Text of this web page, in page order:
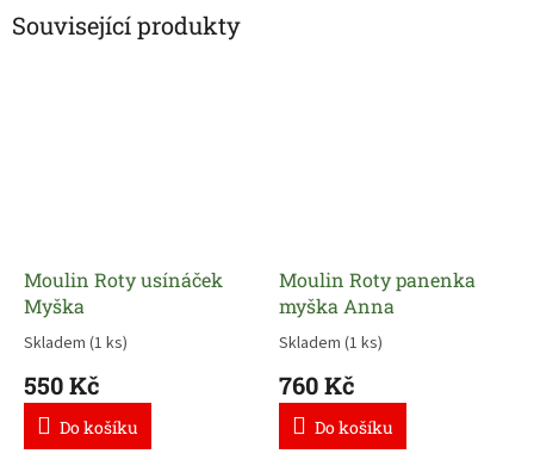
Související produkty
Moulin Roty usínáček
Myška
Skladem (1 ks)
550 Kč
Do košíku
Moulin Roty panenka
myška Anna
Skladem (1 ks)
760 Kč
Do košíku